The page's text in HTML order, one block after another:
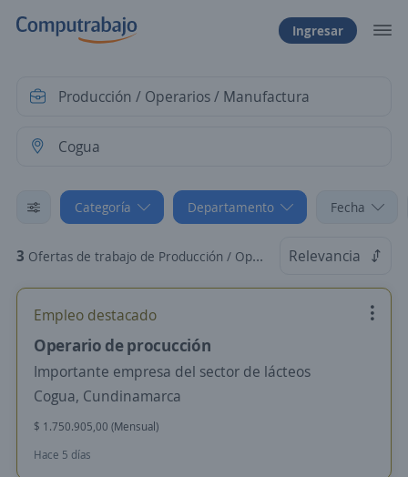
Ingresar
Categoría Departamento Fecha
3 Ofertas de trabajo de Producción / Operarios / Manufactura en Cogua, Cundinamarca Relevancia
Empleo destacado
Operario de procucción
Importante empresa del sector de lácteos
Cogua, Cundinamarca
$ 1.750.905,00 (Mensual)
Hace 5 días